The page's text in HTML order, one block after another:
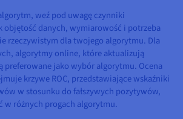
weź pod uwagę czynniki
objętość danych, wymiarowość i potrzeba
rzeczywistym dla twojego algorytmu. Dla
algorytmy online, które aktualizują
preferowane jako wybór algorytmu. Ocena
krzywe ROC, przedstawiające wskaźniki
w stosunku do fałszywych pozytywów,
w różnych progach algorytmu.